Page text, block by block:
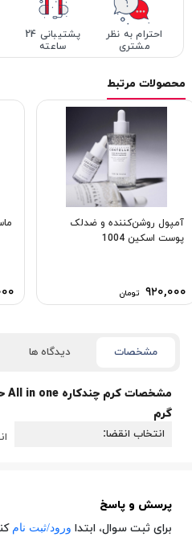
احترام به نظر
مشتری
پشتیبانی 24
ساعته
محصولات مرتبط
آمپول روشن‌کننده و ضدلک
پوست اسکین 1004
۹۲۰,۰۰۰ تومان
مشخصات دیدگاه ها
مشخصات
گرم
انتخاب انقضا
پرسش و پاسخ
برای ثبت سوال، ابتدا ورود/ثبت نام